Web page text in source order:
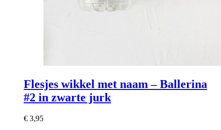
Flesjes wikkel met naam – Ballerina
#2 in zwarte jurk
€ 3,95